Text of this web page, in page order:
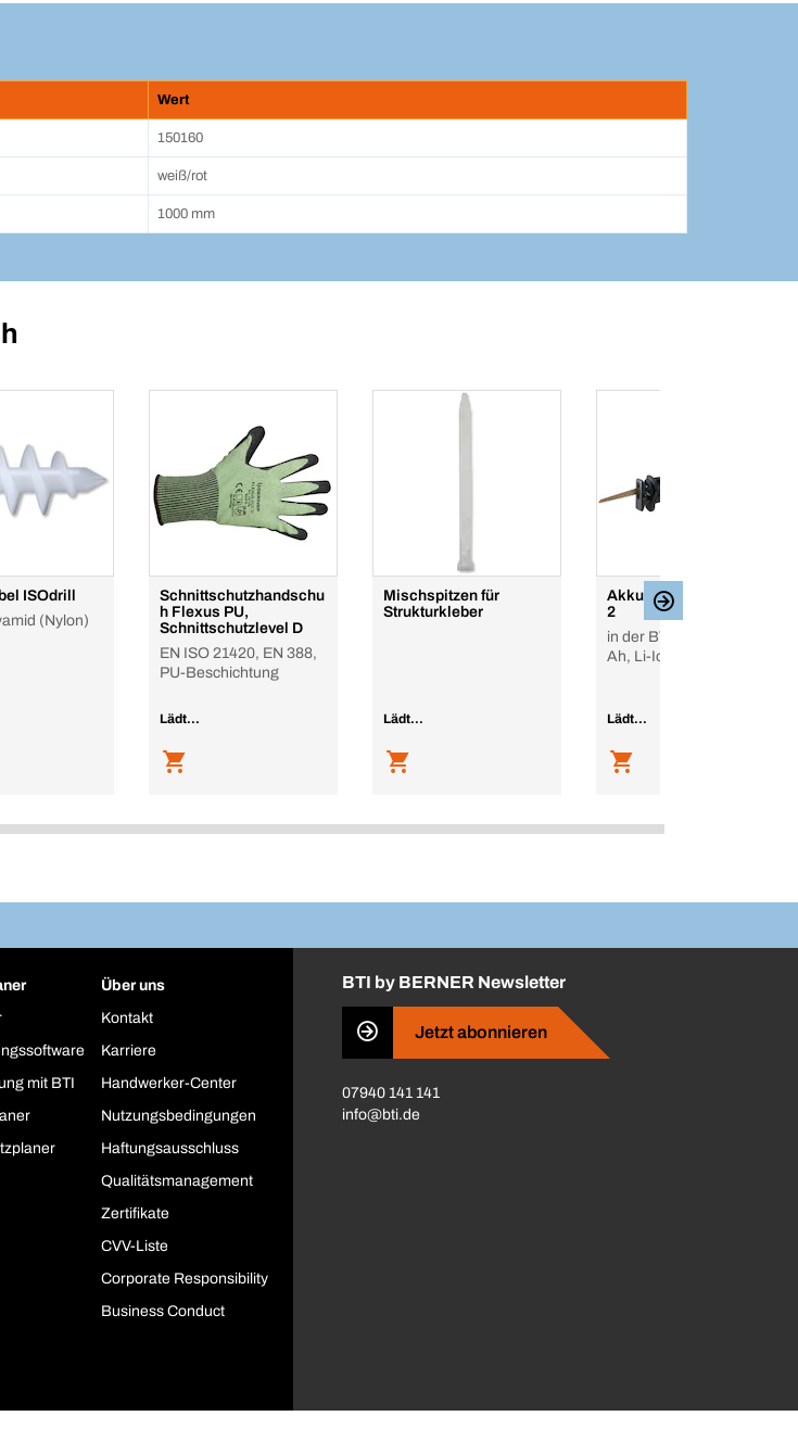
Wert
150160
weiß/rot
1000 mm
ISOdrill
(Nylon)
Schnittschutzhandschu
h Flexus PU,
Schnittschutzlevel D
EN ISO 21420, EN 388,
PU-Beschichtung
Lädt...
Mischspitzen für
Strukturkleber
Lädt...
Akku-Reciprosäge RS-
2
in der BTI Box, 18 V, 8.0
Ah, Li-Ion
Lädt...
mit BTI
Über uns
Kontakt
Karriere
Handwerker-Center
Nutzungsbedingungen
Haftungsausschluss
Qualitätsmanagement
Zertifikate
CVV-Liste
Corporate Responsibility
Business Conduct
BTI by BERNER Newsletter
Jetzt abonnieren
07940 141 141
info@bti.de